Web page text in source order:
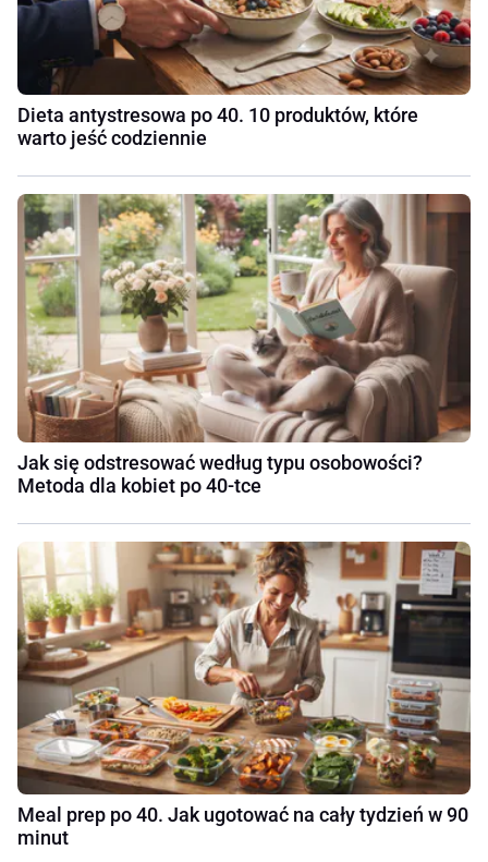
Dieta antystresowa po 40. 10 produktów, które
warto jeść codziennie
Jak się odstresować według typu osobowości?
Metoda dla kobiet po 40-tce
Meal prep po 40. Jak ugotować na cały tydzień w 90
minut